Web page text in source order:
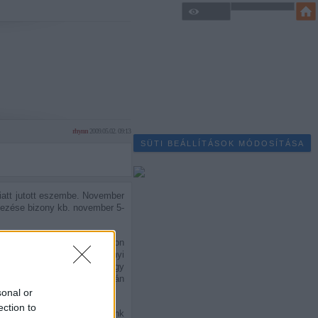
or
to
rhynn 2009.05.02. 09:13
jutott eszembe. November
bizony kb. november 5-
titán, Brandon Sanderson
Jordan úr kb. 1000 oldalnyi
könyvön, s áprilisban nagy
a 300.000 szavas (durván
azonban megtudhattunk
SÜTI BEÁLLÍTÁSOK MÓDOSÍTÁSA